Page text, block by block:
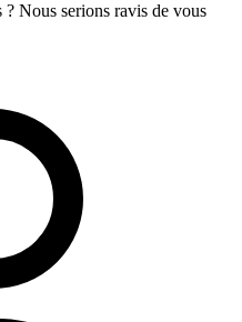
? Nous serions ravis de vous